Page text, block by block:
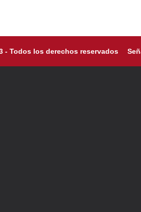
- Todos los derechos reservados